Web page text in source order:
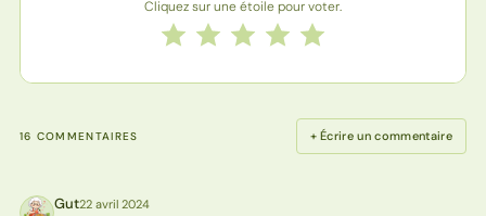
Cliquez sur une étoile pour voter.
Notez cette recette de 1 à 5 étoiles
5 étoiles
4 étoiles
3 étoiles
2 étoiles
1 étoile
16 COMMENTAIRES + Écrire un commentaire
G Gut22 avril 2024